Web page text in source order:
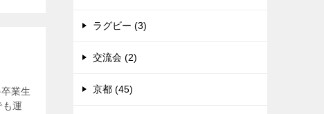
業生
運
ラグビー (3)
交流会 (2)
京都 (45)